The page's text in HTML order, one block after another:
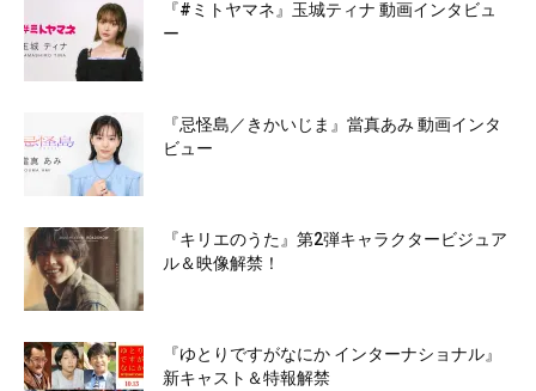
『#ミトヤマネ』玉城ティナ 動画インタビュ
ー
『忌怪島／きかいじま』當真あみ 動画インタ
ビュー
『キリエのうた』第2弾キャラクタービジュア
ル＆映像解禁！
『ゆとりですがなにか インターナショナル』
新キャスト＆特報解禁